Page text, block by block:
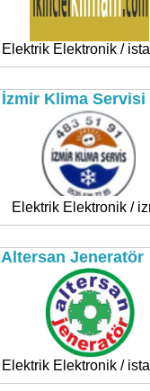
Elektrik Elektronik /
İzmir Klima Servisi
Elektrik Elektronik /
Altersan Jeneratör
Elektrik Elektronik /